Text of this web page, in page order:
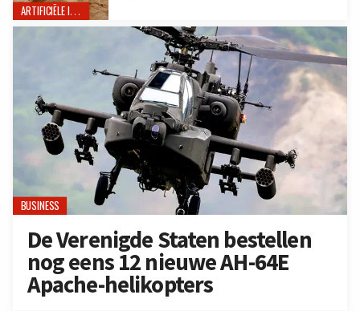
ARTIFICIËLE INTELLIGENTIE
BUSINESS
De Verenigde Staten bestellen
nog eens 12 nieuwe AH-64E
Apache-helikopters